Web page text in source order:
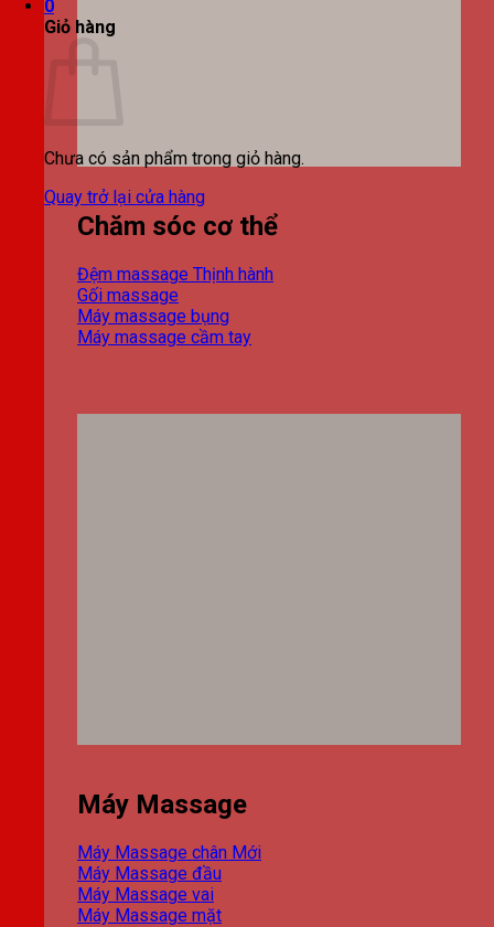
0
Giỏ hàng
Chưa có sản phẩm trong giỏ hàng.
Quay trở lại cửa hàng
Chăm sóc cơ thể
Đệm massage
Gối massage
Máy massage bụng
Máy massage cầm tay
Máy Massage
Máy Massage chân
Máy Massage đầu
Máy Massage vai
Máy Massage mặt